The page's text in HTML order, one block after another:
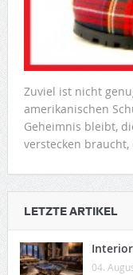
Zuviel ist nicht
amerikanischen
Geheimnis bleibt,
verstecken
LETZTE ARTIKEL
04.